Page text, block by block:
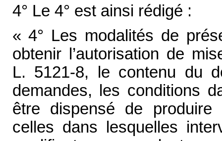
4° Le 4° est ainsi rédigé :
« 4° Les modalités de
obtenir l’autorisation de
L. 5121-8, le contenu du
demandes, les conditions
être dispensé de
celles dans lesquelles